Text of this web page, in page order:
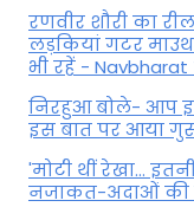
रणवीर शौरी का
लड़कियां गटर
भी रहें - Navbharat
निरहुआ बोले- आप
इस बात पर आया
'मोटी थीं रेखा...
नजाकत-अदाओं की